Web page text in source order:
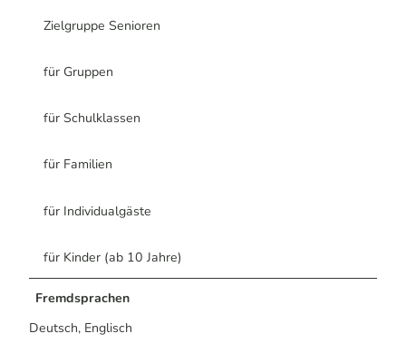
Zielgruppe Senioren
für Gruppen
für Schulklassen
für Familien
für Individualgäste
für Kinder (ab 10 Jahre)
Fremdsprachen
Deutsch, Englisch